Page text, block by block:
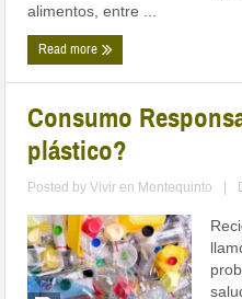
alimentos, entre ...
Read more
Consumo
plástico?
Posted byVivir en Montequinto